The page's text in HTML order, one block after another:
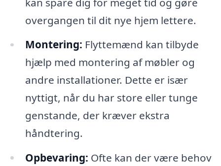
overgangen til dit nye hjem lettere.
Montering: Flyttemænd kan tilbyde
hjælp med montering af møbler og
andre installationer. Dette er især
nyttigt, når du har store eller tunge
genstande, der kræver ekstra
håndtering.
Opbevaring: Ofte kan der være behov